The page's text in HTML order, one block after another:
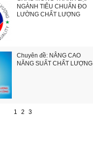
NGÀNH TIÊU CHUẨN ĐO
LƯỜNG CHẤT LƯỢNG
Chuyên đề: NÂNG CAO
NĂNG SUẤT CHẤT LƯỢNG
1 2 3